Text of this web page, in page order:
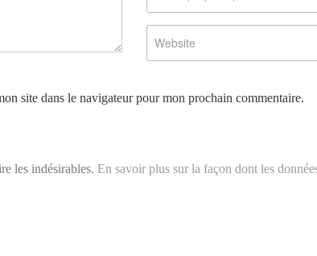
site dans le navigateur pour mon prochain commentaire.
les indésirables.En savoir plus sur la façon dont les